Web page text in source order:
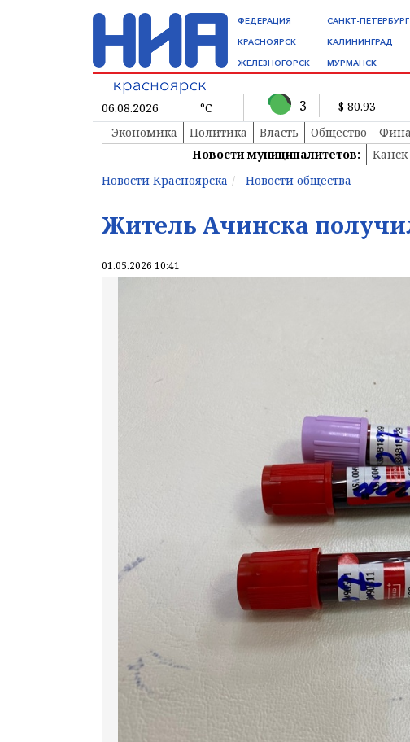
ФЕДЕРАЦИЯ
КРАСНОЯРСК
ЖЕЛЕЗНОГОРСК
САНКТ-ПЕТЕРБУРГ
КАЛИНИНГРАД
МУРМАНСК
06.08.2026 °C 3 $ 80.93
Экономика
Политика Власть Общество
Новости муниципалитетов:
Канск
Новости Красноярска
Новости общества
Житель Ачинска
01.05.2026 10:41